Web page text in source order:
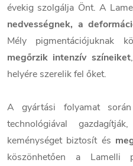
évekig szolgálja Önt. A
nedvességnek, a
Mély pigmentációjuknak
megőrzik intenzív színeiket
helyére szerelik fel őket.
A gyártási folyamat
technológiával
keménységet biztosít és
köszönhetően a Lamelli